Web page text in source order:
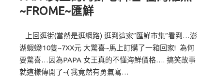
~FROME~匯鮮
上回逛街(當然是逛網路) 逛到這家”匯鮮市集”看到…澎
湖蝦蝦!10隻~7XX元 大驚喜~馬上訂購了一箱回家! 為何
要驚喜…因為PAPA 女王真的不懂海鮮價格…. 搞笑故事
就這樣傳開了~( 我竟然有勇氣寫…